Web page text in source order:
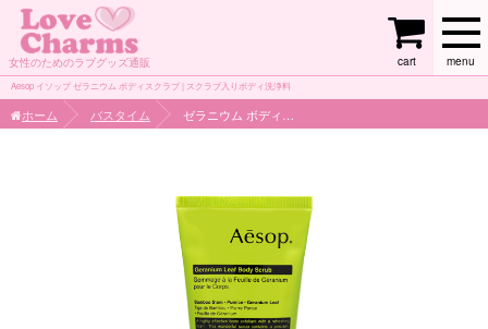
女性のためのラブグッズ通販 menu
cart
Aesop イソップ ゼラニウム ボディスクラブ | スクラブ入りボディ洗浄料
ホーム バスタイム